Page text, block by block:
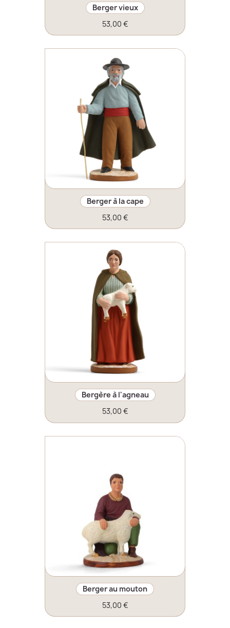
Berger vieux
53,00 €
Berger à la cape
53,00 €
Bergère à l'agneau
53,00 €
Berger au mouton
53,00 €